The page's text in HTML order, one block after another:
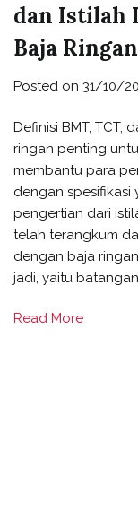
dan Istilah
Baja Ringan
Posted on 31/10/
Definisi BMT, TCT,
ringan penting
membantu para
dengan spesifikasi
pengertian dari
telah terangkum
dengan baja
jadi, yaitu
Read More